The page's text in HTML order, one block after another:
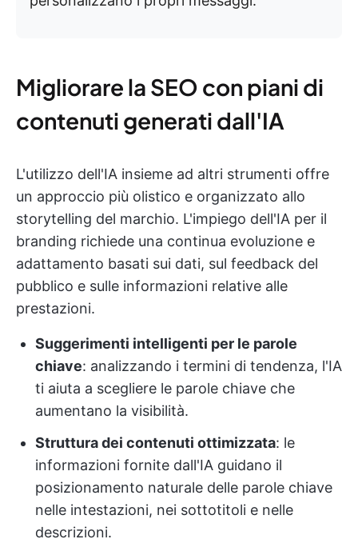
Migliorare la SEO con piani di
contenuti generati dall'IA
L'utilizzo dell'IA insieme ad altri strumenti offre
un approccio più olistico e organizzato allo
storytelling del marchio. L'impiego dell'IA per il
branding richiede una continua evoluzione e
adattamento basati sui dati, sul feedback del
pubblico e sulle informazioni relative alle
prestazioni.
Suggerimenti intelligenti per le parole
chiave: analizzando i termini di tendenza, l'IA
ti aiuta a scegliere le parole chiave che
aumentano la visibilità.
Struttura dei contenuti ottimizzata: le
informazioni fornite dall'IA guidano il
posizionamento naturale delle parole chiave
nelle intestazioni, nei sottotitoli e nelle
descrizioni.